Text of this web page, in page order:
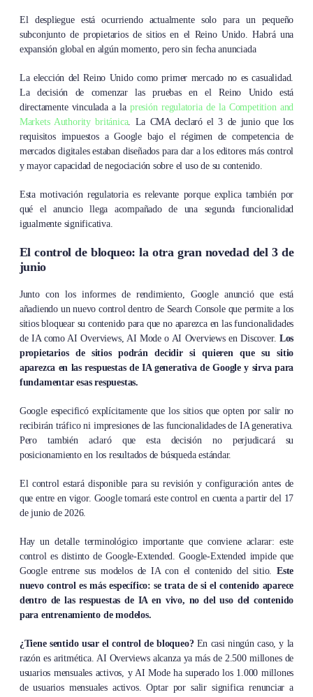
El despliegue está ocurriendo actualmente solo para un pequeño
subconjunto de propietarios de sitios en el Reino Unido. Habrá una
expansión global en algún momento, pero sin fecha anunciada
La elección del Reino Unido como primer mercado no es casualidad.
La decisión de comenzar las pruebas en el Reino Unido está
directamente vinculada a lapresión regulatoria de la Competition and
Markets Authority británica. La CMA declaró el 3 de junio que los
requisitos impuestos a Google bajo el régimen de competencia de
mercados digitales estaban diseñados para dar a los editores más control
y mayor capacidad de negociación sobre el uso de su contenido.
Esta motivación regulatoria es relevante porque explica también por
qué el anuncio llega acompañado de una segunda funcionalidad
igualmente significativa.
El control de bloqueo: la otra gran novedad del 3 de
junio
Junto con los informes de rendimiento, Google anunció que está
añadiendo un nuevo control dentro de Search Console que permite a los
sitios bloquear su contenido para que no aparezca en las funcionalidades
de IA como AI Overviews, AI Mode o AI Overviews en Discover. Los
propietarios de sitios podrán decidir si quieren que su sitio
aparezca en las respuestas de IA generativa de Google y sirva para
fundamentar esas respuestas.
Google especificó explícitamente que los sitios que opten por salir no
recibirán tráfico ni impresiones de las funcionalidades de IA generativa.
Pero también aclaró que esta decisión no perjudicará su
posicionamiento en los resultados de búsqueda estándar.
El control estará disponible para su revisión y configuración antes de
que entre en vigor. Google tomará este control en cuenta a partir del 17
de junio de 2026.
Hay un detalle terminológico importante que conviene aclarar: este
control es distinto de Google-Extended. Google-Extended impide que
Google entrene sus modelos de IA con el contenido del sitio. Este
nuevo control es más específico: se trata de si el contenido aparece
dentro de las respuestas de IA en vivo, no del uso del contenido
para entrenamiento de modelos.
¿Tiene sentido usar el control de bloqueo?En casi ningún caso, y la
razón es aritmética. AI Overviews alcanza ya más de 2.500 millones de
usuarios mensuales activos, y AI Mode ha superado los 1.000 millones
de usuarios mensuales activos. Optar por salir significa renunciar a